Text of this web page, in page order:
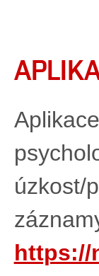
úzkost/
https://